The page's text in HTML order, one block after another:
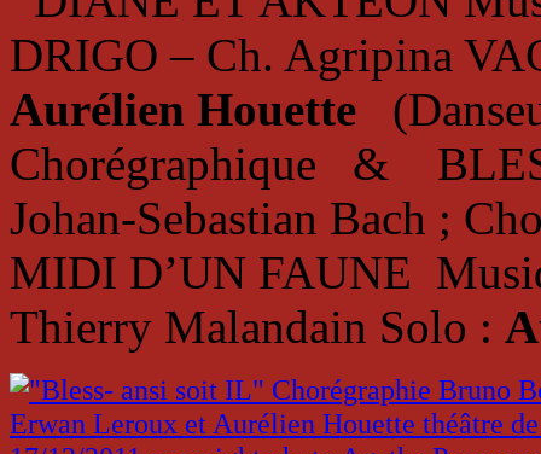
DRIGO – Ch. Agripina
Aurélien Houette
Chorégraphique &
Johan-Sebastian Bach ;
MIDI D’UN FAUNE
Thierry Malandain Solo :